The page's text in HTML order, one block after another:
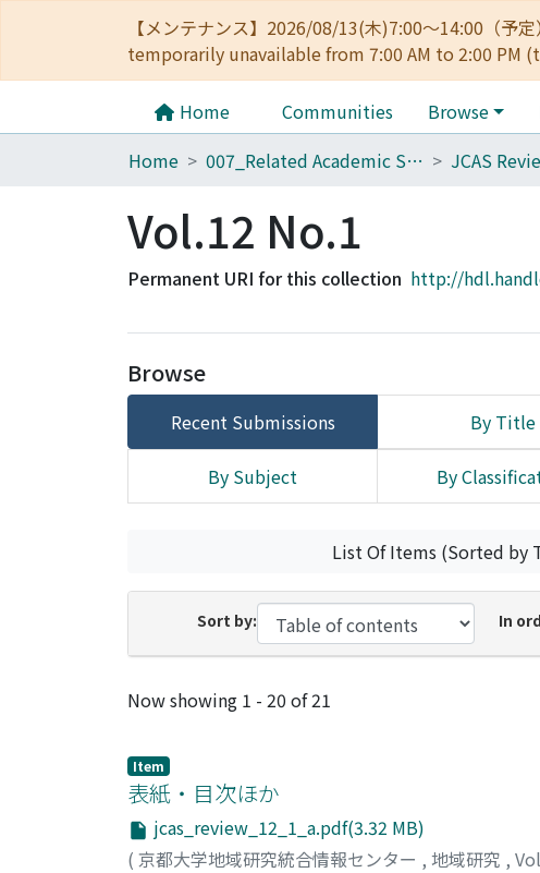
【メンテナンス】2026/08/13(木)7:00～14:00（
temporarily unavailable from 7:00 AM to 2:00 PM
Home Communities Browse
Home
007_Related Academic Societies JCAS
Vol.12 No.1
Permanent URI for this collection http://
Browse
Recent Submissions By Title
By Subject By
List Of Items (Sorted by
Sort by: In
Recent Submissions
Now showing 1 - 20 of 21
Item
表紙・目次ほか
jcas_review_12_1_a.pdf(3.32 MB)
( 京都大学地域研究統合情報センター , 地域研究 ,